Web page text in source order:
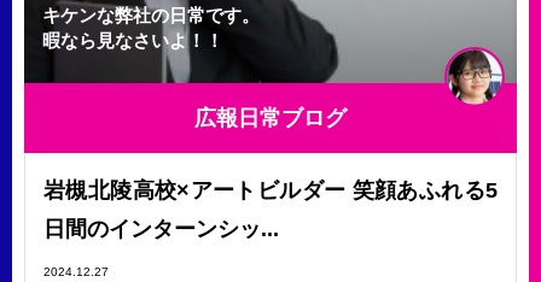
キケンな弊社の日常です。
暇なら見なさいよ！！
広報日常ブログ
岩槻北陵高校×アートビルダー 笑顔あふれる5
日間のインターンシッ...
2024.12.27